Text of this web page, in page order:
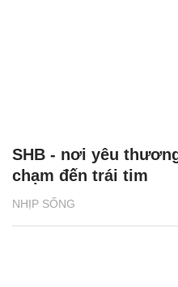
NHỊP SỐNG
SHB - nơi yêu
chạm đến trái tim